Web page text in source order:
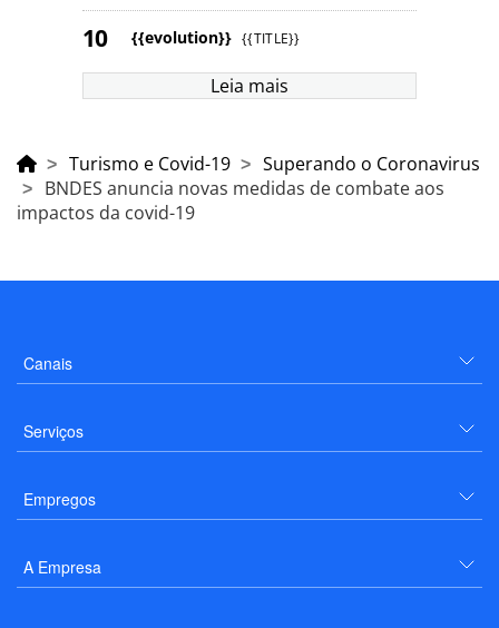
{{evolution}} {{TITLE}}
Leia mais
Turismo e Covid-19
Superando o Coronavirus
BNDES anuncia novas medidas de combate aos
impactos da covid-19
Canais
Serviços
Empregos
A Empresa